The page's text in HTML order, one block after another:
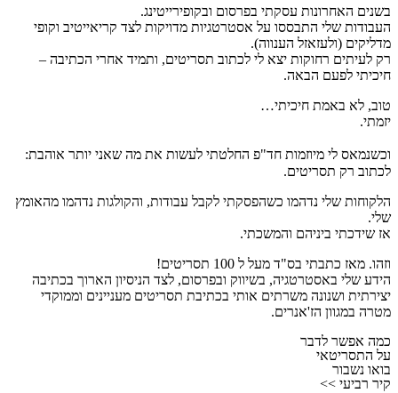
בשנים האחרונות עסקתי בפרסום ובקופירייטינג.
העבודות שלי התבססו על אסטרטגיות מדויקות לצד קריאייטיב וקופי
מדליקים (ולעזאזל הענווה).
רק לעיתים רחוקות יצא לי לכתוב תסריטים, ותמיד אחרי הכתיבה –
חיכיתי לפעם הבאה.
טוב, לא באמת חיכיתי…
יזמתי.
וכשנמאס לי מיוזמות חד"פ החלטתי לעשות את מה שאני יותר אוהבת:
לכתוב רק תסריטים.
הלקוחות שלי נדהמו כשהפסקתי לקבל עבודות, והקולגות נדהמו מהאומץ
שלי.
אז שידכתי ביניהם והמשכתי.
וזהו. מאז כתבתי בס"ד מעל ל 100 תסריטים!
הידע שלי באסטרטגיה, בשיווק ובפרסום, לצד הניסיון הארוך בכתיבה
יצירתית ושנונהמשרתים אותי בכתיבת תסריטים מעניינים וממוקדי
מטרה במגוון הז'אנרים.
כמה אפשר לדבר
על התסריטאי
בואו נשבור
קיר רביעי >>